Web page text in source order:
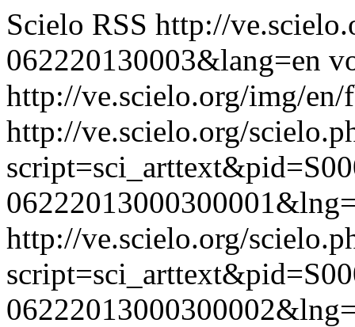
Scielo RSS http://
062220130003&lang=en
http://ve.scielo.org/img/
http://ve.scielo.org/
http://ve.scielo.org/